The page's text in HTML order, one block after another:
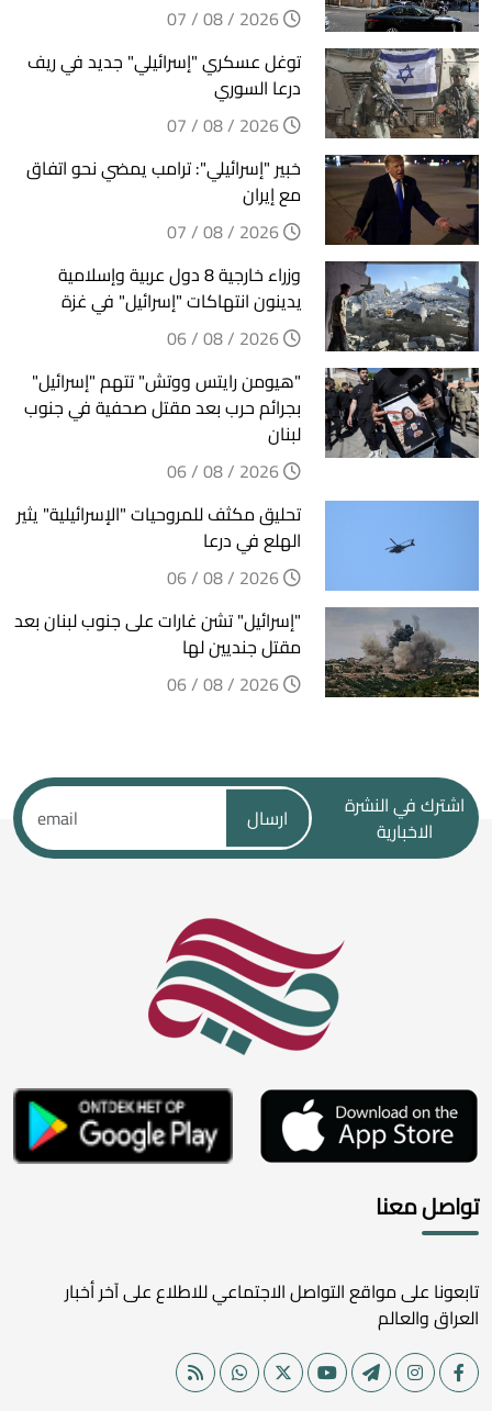
توغل عسكري "إسرائيلي" جديد في ريف
درعا السوري
خبير "إسرائيلي": ترامب يمضي نحو اتفاق
مع إيران
وزراء خارجية 8 دول عربية وإسلامية
يدينون انتهاكات "إسرائيل" في غزة
"هيومن رايتس ووتش" تتهم "إسرائيل"
بجرائم حرب بعد مقتل صحفية في جنوب
لبنان
تحليق مكثف للمروحيات "الإسرائيلية" يثير
الهلع في درعا
"إسرائيل" تشن غارات على جنوب لبنان بعد
مقتل جنديين لها
اشترك في النشرة
الاخبارية
ارسال
تواصل معنا
تابعونا على مواقع التواصل الاجتماعي للاطلاع على آخر أخبار
العراق والعالم